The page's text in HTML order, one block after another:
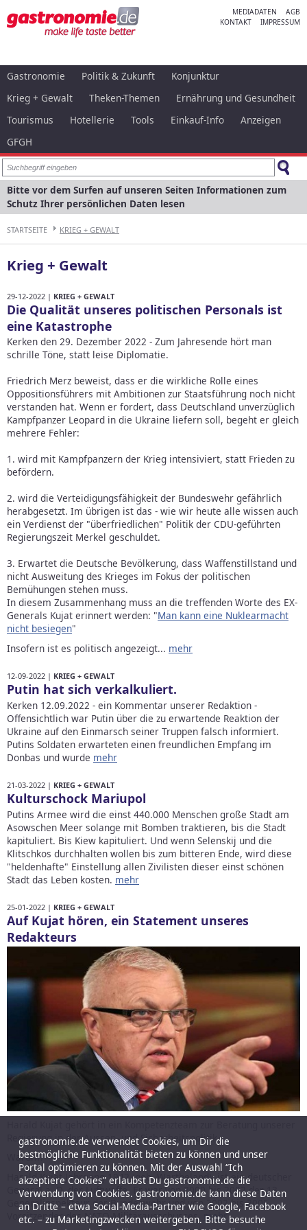
MEDIADATEN
AGB
KONTAKT
IMPRESSUM
Gastronomie Politik & Zukunft
Konjunktur
Krieg + Gewalt
Theken-Themen
Ernährung und Gesundheit
Tourismus
Hotellerie Tools Einkauf-Info
Anzeigen
GFGH
Bitte vor dem Surfen auf unseren Seiten Informationen zum
Schutz Ihrer persönlichen Daten lesen
STARTSEITE KRIEG + GEWALT
Krieg + Gewalt
29-12-2022 | KRIEG + GEWALT
Die Qualität unseres politischen Personals ist
eine Katastrophe
Kerken den 29. Dezember 2022 - Zum Jahresende hört man
schrille Töne, statt leise Diplomatie.
Friedrich Merz beweist, dass er die wirkliche Rolle eines
Oppositionsführers mit Ambitionen zur Staatsführung noch nicht
verstanden hat. Wenn er fordert, dass Deutschland unverzüglich
Kampfpanzer Leopard in die Ukraine liefern soll, begeht er gleich
mehrere Fehler:
1. wird mit Kampfpanzern der Krieg intensiviert, statt Frieden zu
befördern.
2. wird die Verteidigungsfähigkeit der Bundeswehr gefährlich
herabgesetzt. Im übrigen ist das - wie wir heute alle wissen auch
ein Verdienst der "überfriedlichen" Politik der CDU-geführten
Regierungszeit Merkel geschuldet.
3. Erwartet die Deutsche Bevölkerung, dass Waffenstillstand und
nicht Ausweitung des Krieges im Fokus der politischen
Bemühungen stehen muss.
In diesem Zusammenhang muss an die treffenden Worte des EX-
Generals Kujat erinnert werden: "Man kann eine Nuklearmacht
nicht besiegen"
Insofern ist es politisch angezeigt... mehr
12-09-2022 | KRIEG + GEWALT
Putin hat sich verkalkuliert.
Kerken 12.09.2022 - ein Kommentar unserer Redaktion -
Offensichtlich war Putin über die zu erwartende Reaktion der
Ukraine auf den Einmarsch seiner Truppen falsch informiert.
Putins Soldaten erwarteten einen freundlichen Empfang im
Donbas und wurde mehr
21-03-2022 | KRIEG + GEWALT
Kulturschock Mariupol
Putins Armee wird die einst 440.000 Menschen große Stadt am
Asowschen Meer solange mit Bomben traktieren, bis die Stadt
kapituliert. Bis Kiew kapituliert. Und wenn Selenskij und die
Klitschkos durchhalten wollen bis zum bitteren Ende, wird diese
"heldenhafte" Einstellung allen Zivilisten dieser einst schönen
Stadt das Leben kosten. mehr
25-01-2022 | KRIEG + GEWALT
Auf Kujat hören, ein Statement unseres
Redakteurs
Regierung in der Aussen- und Sicherheitspolitik.
Warum?
Harald Kujat Jahrgang 1942 (geb. Wartheland), ist ein deutscher
General a. D. der Luftwaffe. Er war von 2000 bis 2002 der 13.
Generalinspekteur der Bundeswehr und von 2002 bis 2005
Vorsitzender des NATO-Militärausschusses. mehr
gastronomie.de verwendet Cookies, um Dir die
bestmögliche Funktionalität bieten zu können und unser
Portal optimieren zu können. Mit der Auswahl “Ich
akzeptiere Cookies” erlaubst Du gastronomie.de die
Verwendung von Cookies. gastronomie.de kann diese Daten
an Dritte – etwa Social-Media-Partner wie Google, Facebook
etc. – zu Marketingzwecken weitergeben. Bitte besuche